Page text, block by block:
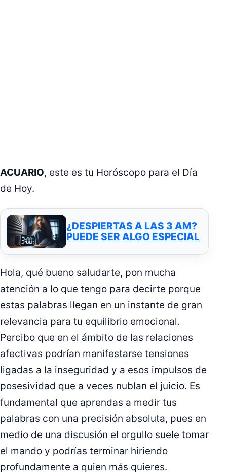
ACUARIO, este es tu Horóscopo para el Día
de Hoy.
¿DESPIERTAS A LAS 3 AM?
PUEDE SER ALGO ESPECIAL
Hola, qué bueno saludarte, pon mucha
atención a lo que tengo para decirte porque
estas palabras llegan en un instante de gran
relevancia para tu equilibrio emocional.
Percibo que en el ámbito de las relaciones
afectivas podrían manifestarse tensiones
ligadas a la inseguridad y a esos impulsos de
posesividad que a veces nublan el juicio. Es
fundamental que aprendas a medir tus
palabras con una precisión absoluta, pues en
medio de una discusión el orgullo suele tomar
el mando y podrías terminar hiriendo
profundamente a quien más quieres.